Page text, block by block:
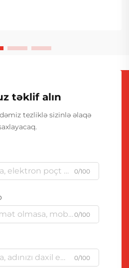
təklif alın
tezliklə sizinlə əlaqə
0/100
0/100
0/100